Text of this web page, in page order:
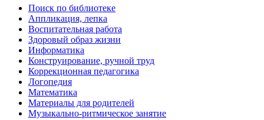
Поиск по библиотеке
Аппликация, лепка
Воспитательная работа
Здоровый образ жизни
Информатика
Конструирование, ручной труд
Коррекционная педагогика
Логопедия
Математика
Материалы для родителей
Музыкально-ритмическое занятие